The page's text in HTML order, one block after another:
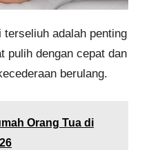
terseliuh adalah penting
pulih dengan cepat dan
berulang.
Orang Tua di